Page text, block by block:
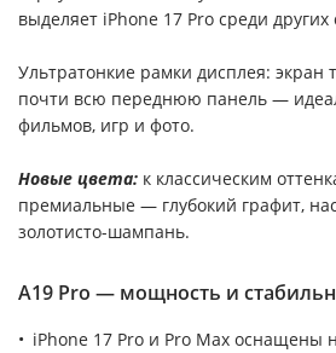
выделяет iPhone 17 Pro среди
Ультратонкие рамки дисплея: экран
почти всю переднюю панель —
фильмов, игр и фото.
Новые цвета: к классическим
премиальные — глубокий графит,
золотисто-шампань.
A19 Pro — мощность и
iPhone 17 Pro и Pro Max оснащены